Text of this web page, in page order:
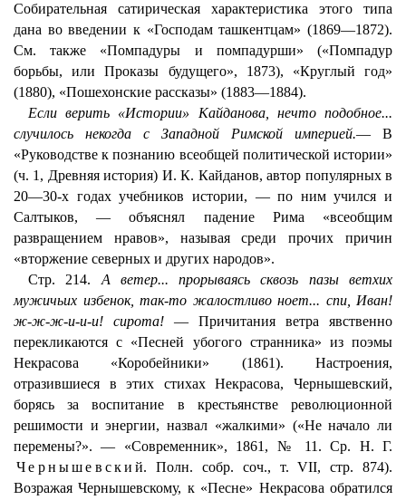
Собирательная сатирическая характеристика этого типа
дана во введении к «Господам ташкентцам» (1869—1872).
См. также «Помпадуры и помпадурши» («Помпадур
борьбы, или Проказы будущего», 1873), «Круглый год»
(1880), «Пошехонские рассказы» (1883—1884).
Если верить «Истории» Кайданова, нечто подобное...
случилось некогда с Западной Римской империей.— В
«Руководстве к познанию всеобщей политической истории»
(ч. 1, Древняя история) И. К. Кайданов, автор популярных в
20—30-х годах учебников истории, — по ним учился и
Салтыков, — объяснял падение Рима «всеобщим
развращением нравов», называя среди прочих причин
«вторжение северных и других народов».
Стр. 214.А ветер... прорываясь сквозь пазы ветхих
мужичьих избенок, так-то жалостливо ноет... спи, Иван!
ж-ж-ж-и-и-и! сирота! — Причитания ветра явственно
перекликаются с «Песней убогого странника» из поэмы
Некрасова «Коробейники» (1861). Настроения,
отразившиеся в этих стихах Некрасова, Чернышевский,
борясь за воспитание в крестьянстве революционной
решимости и энергии, назвал «жалкими» («Не начало ли
перемены?». — «Современник», 1861, № 11. Ср. Н. Г.
Чернышевский. Полн. собр. соч., т. VII, стр. 874).
Возражая Чернышевскому, к «Песне» Некрасова обратился